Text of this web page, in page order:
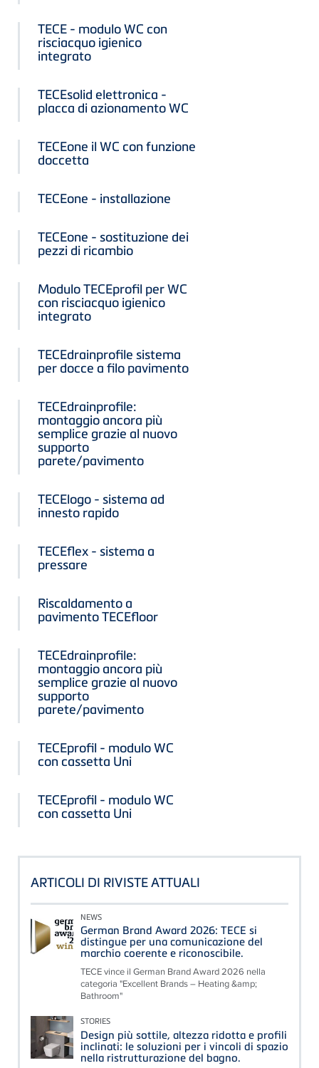
TECE - modulo WC con
risciacquo igienico
integrato
TECEsolid elettronica -
placca di azionamento WC
TECEone il WC con funzione
doccetta
TECEone - installazione
TECEone - sostituzione dei
pezzi di ricambio
Modulo TECEprofil per WC
con risciacquo igienico
integrato
TECEdrainprofile sistema
per docce a filo pavimento
TECEdrainprofile:
montaggio ancora più
semplice grazie al nuovo
supporto
parete/pavimento
TECElogo - sistema ad
innesto rapido
TECEflex - sistema a
pressare
Riscaldamento a
pavimento TECEfloor
TECEdrainprofile:
montaggio ancora più
semplice grazie al nuovo
supporto
parete/pavimento
TECEprofil - modulo WC
con cassetta Uni
TECEprofil - modulo WC
con cassetta Uni
ARTICOLI DI RIVISTE ATTUALI
NEWS
German Brand Award 2026: TECE si
distingue per una comunicazione del
marchio coerente e riconoscibile.
TECE vince il German Brand Award 2026 nella
categoria "Excellent Brands – Heating &amp;
Bathroom"
STORIES
Design più sottile, altezza ridotta e profili
inclinati: le soluzioni per i vincoli di spazio
nella ristrutturazione del bagno.